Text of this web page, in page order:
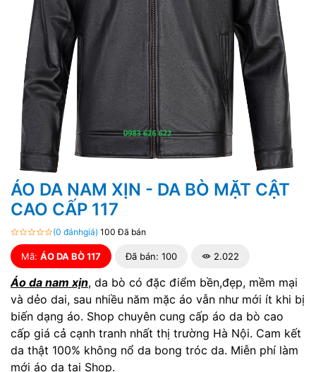
ÁO DA NAM XỊN - DA BÒ MẶT CẬT
CAO CẤP 117
(0 đánhgiá) 100 Đã bán
Mã: ÁO DA BÒ 117 Đã bán: 100 2.022
Áo da nam xịn, da bò có đặc điểm bền,đẹp, mềm mại
và dẻo dai, sau nhiều năm mặc áo vẫn như mới ít khi bị
biến dạng áo. Shop chuyên cung cấp áo da bò cao
cấp giá cả cạnh tranh nhất thị trường Hà Nội. Cam kết
da thật 100% không nổ da bong tróc da. Miễn phí làm
mới áo da tại Shop.